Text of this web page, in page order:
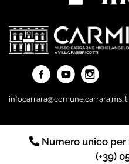
infocarrara@comune.carrara.ms.it
Numero unico per
(+39)